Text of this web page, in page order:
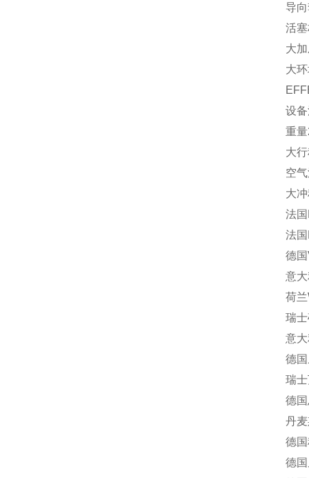
导向
活塞
大加
大环
设备
重量
大行
空气消
大冲
法国
法国
德国
意大利
荷兰
瑞士硕
意大利
德国威
瑞士万
德国恩
丹麦斯
德国科
德国尼